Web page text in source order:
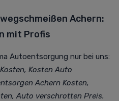
Achern:
mit Profis
Autoentsorgung nur bei uns:
Kosten Auto
Achern Kosten,
Auto verschrotten Preis.